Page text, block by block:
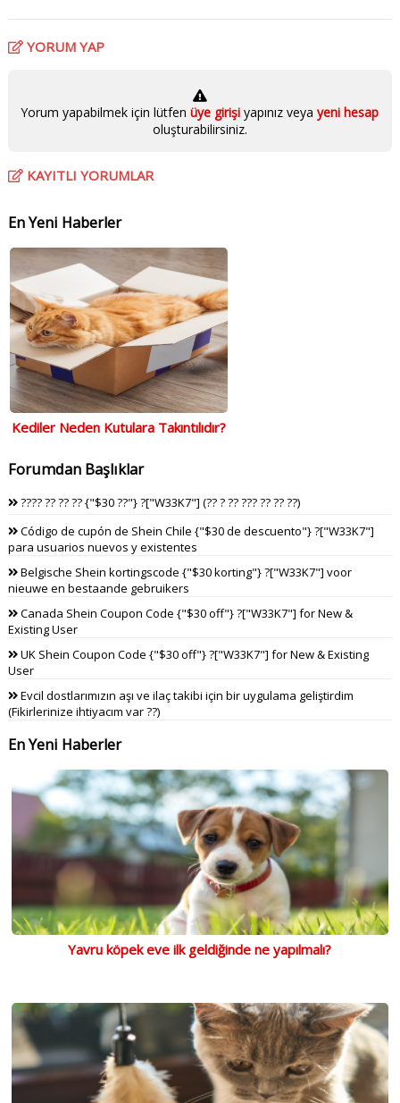
YORUM YAP
Yorum yapabilmek için lütfenüye girişiyapınız veya yeni hesap
oluşturabilirsiniz.
KAYITLI YORUMLAR
En Yeni Haberler
Kediler Neden Kutulara Takıntılıdır?
Forumdan Başlıklar
???? ?? ?? ?? {"$30 ??"} ?["W33K7"] (?? ? ?? ??? ?? ?? ??)
Código de cupón de Shein Chile {"$30 de descuento"} ?["W33K7"]
para usuarios nuevos y existentes
Belgische Shein kortingscode {"$30 korting"} ?["W33K7"] voor
nieuwe en bestaande gebruikers
Canada Shein Coupon Code {"$30 off"} ?["W33K7"] for New &
Existing User
UK Shein Coupon Code {"$30 off"} ?["W33K7"] for New & Existing
User
Evcil dostlarımızın aşı ve ilaç takibi için bir uygulama geliştirdim
(Fikirlerinize ihtiyacım var ??)
En Yeni Haberler
Yavru köpek eve ilk geldiğinde ne yapılmalı?